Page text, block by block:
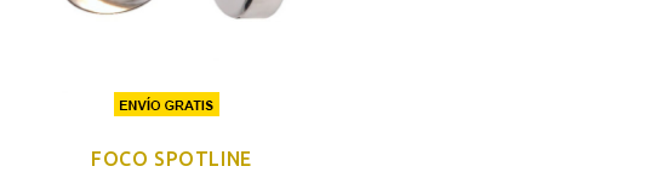
FOCO SPOTLINE